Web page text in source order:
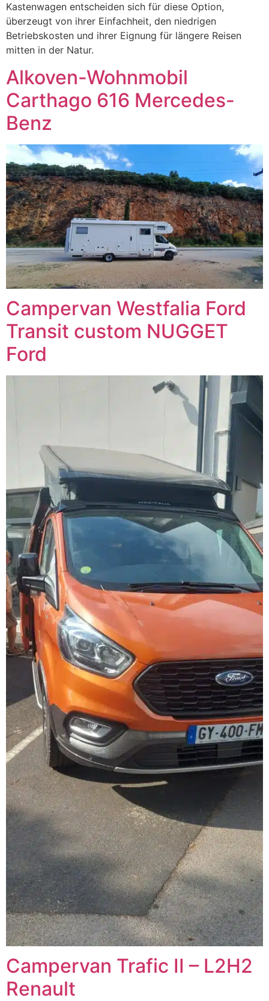
Kastenwagen entscheiden sich für diese Option,
überzeugt von ihrer Einfachheit, den niedrigen
Betriebskosten und ihrer Eignung für längere Reisen
mitten in der Natur.
Alkoven-Wohnmobil
Carthago 616 Mercedes-
Benz
Campervan Westfalia Ford
Transit custom NUGGET
Ford
Campervan Trafic II – L2H2
Renault